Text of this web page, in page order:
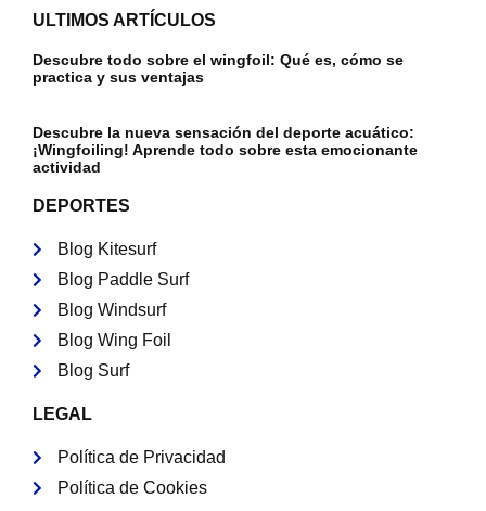
ULTIMOS ARTÍCULOS
Descubre todo sobre el wingfoil: Qué es, cómo se
practica y sus ventajas
Descubre la nueva sensación del deporte acuático:
¡Wingfoiling! Aprende todo sobre esta emocionante
actividad
DEPORTES
Blog Kitesurf
Blog Paddle Surf
Blog Windsurf
Blog Wing Foil
Blog Surf
LEGAL
Política de Privacidad
Política de Cookies